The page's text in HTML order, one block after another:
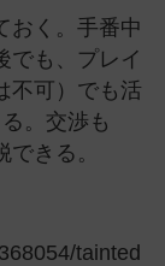
おく。手番中
でも、プレイ
不可）でも活
。交渉も
きる。
tainted